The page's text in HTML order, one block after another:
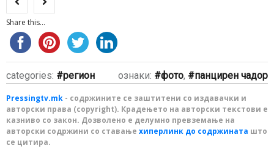
Share this...
categories: регион ознаки: фото, панцирен чадор
Pressingtv.mk - содржините се заштитени со издавачки и
авторски права (copyright). Крадењето на авторски текстови е
казниво со закон. Дозволено е делумно превземање на
авторски содржини со ставање хиперлинк до содржината што
се цитира.